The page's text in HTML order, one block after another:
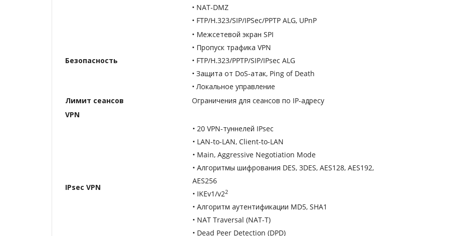
• NAT-DMZ
• FTP/H.323/SIP/IPSec/PPTP ALG, UPnP
Безопасность
• Межсетевой экран SPI
• Пропуск трафика VPN
• FTP/H.323/PPTP/SIP/IPsec ALG
• Защита от DoS-атак, Ping of Death
• Локальное управление
Лимит сеансов
Ограничения для сеансов по IP-адресу
VPN
IPsec VPN
• 20 VPN-туннелей IPsec
• LAN-to-LAN, Client-to-LAN
• Main, Aggressive Negotiation Mode
• Алгоритмы шифрования DES, 3DES, AES128, AES192,
AES256
• IKEv1/v22
• Алгоритм аутентификации MD5, SHA1
• NAT Traversal (NAT-T)
• Dead Peer Detection (DPD)